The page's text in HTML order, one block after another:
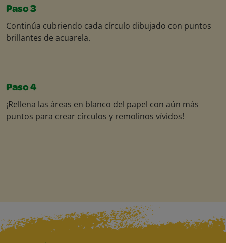
Paso 3
Continúa cubriendo cada círculo dibujado con puntos
brillantes de acuarela.
Paso 4
¡Rellena las áreas en blanco del papel con aún más
puntos para crear círculos y remolinos vívidos!